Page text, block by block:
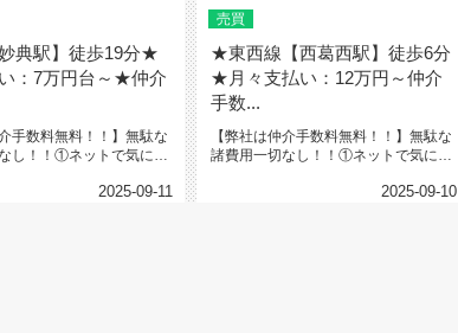
典駅】徒歩19分★
：7万円台～★仲介
手数料無料！！】無駄な
し！！①ネットで気にな
2025-09-11
売買
★東西線【西葛西駅】徒歩6分
★月々支払い：12万円～仲介
手数...
【弊社は仲介手数料無料！！】無駄な
諸費用一切なし！！①ネットで気にな
2025-09-10